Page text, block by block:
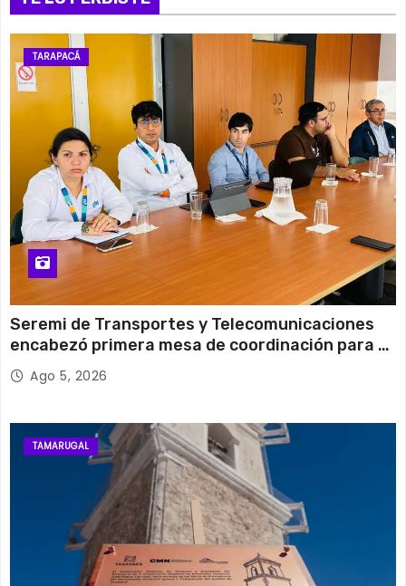
Lunes
11 de agosto
Martes
12 de agosto
Miércoles
TARAPACÁ
Seremi de Transportes y Telecomunicaciones
encabezó primera mesa de coordinación para el
retiro de cables en desuso en Iquique
Ago 5, 2026
TAMARUGAL